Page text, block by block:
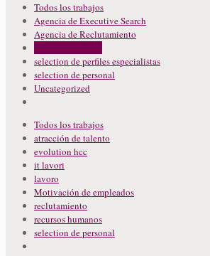
Todos los trabajos
Agencia de Executive Search
Agencia de Reclutamiento
selection de perfiles especialistas
selection de personal
Uncategorized
Todos los trabajos
atracción de talento
evolution hcc
it lavori
lavoro
Motivación de empleados
reclutamiento
recursos humanos
selection de personal